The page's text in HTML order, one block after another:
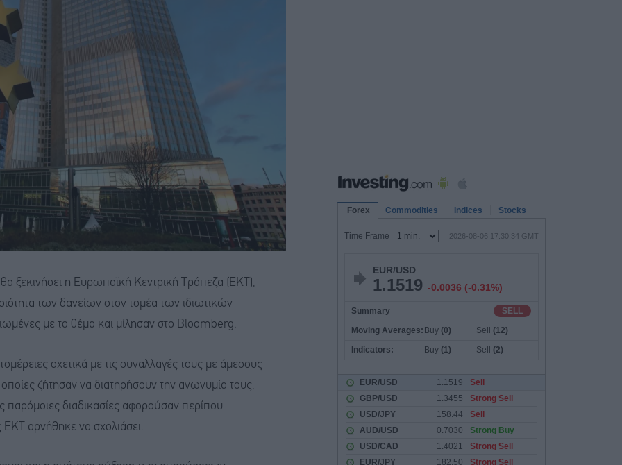
ξεκινήσει η Ευρωπαϊκή Κεντρική Τράπεζα (ΕΚΤ),
των δανείων στον τομέα των ιδιωτικών
με το θέμα και μίλησαν στο Bloomberg.
σχετικά με τις συναλλαγές τους με άμεσους
ζήτησαν να διατηρήσουν την ανωνυμία τους,
παρόμοιες διαδικασίες αφορούσαν περίπου
αρνήθηκε να σχολιάσει.